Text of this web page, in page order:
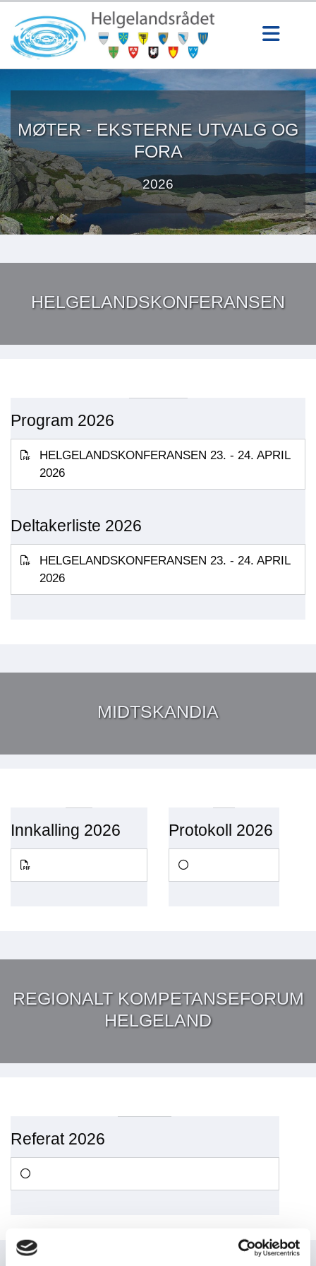
MØTER - EKSTERNE UTVALG OG
FORA
2026
HELGELANDSKONFERANSEN
Program 2026
HELGELANDSKONFERANSEN 23. - 24. APRIL
2026
Deltakerliste 2026
HELGELANDSKONFERANSEN 23. - 24. APRIL
2026
MIDTSKANDIA
Innkalling 2026 Protokoll 2026
REGIONALT KOMPETANSEFORUM
HELGELAND
Referat 2026